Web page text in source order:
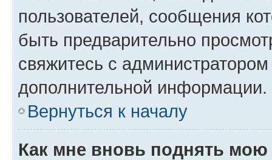
пользователей, сообщения
быть предварительно
свяжитесь с
дополнительной информации.
Вернуться к началу
Как мне вновь поднять мою